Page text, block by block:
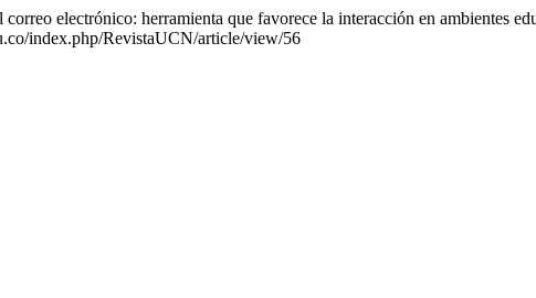
electrónico: herramienta que favorece la interacción en ambientes
index.php/RevistaUCN/article/view/56